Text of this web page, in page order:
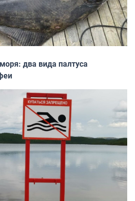
два вида палтуса